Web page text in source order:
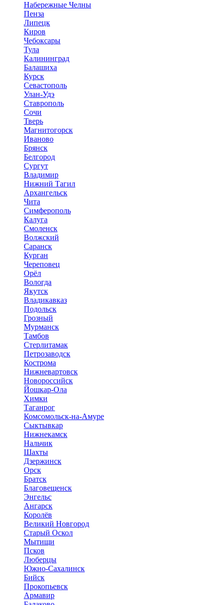
Набережные Челны
Пенза
Липецк
Киров
Чебоксары
Тула
Калининград
Балашиха
Курск
Севастополь
Улан-Удэ
Ставрополь
Сочи
Тверь
Магнитогорск
Иваново
Брянск
Белгород
Сургут
Владимир
Нижний Тагил
Архангельск
Чита
Симферополь
Калуга
Смоленск
Волжский
Саранск
Курган
Череповец
Орёл
Вологда
Якутск
Владикавказ
Подольск
Грозный
Мурманск
Тамбов
Стерлитамак
Петрозаводск
Кострома
Нижневартовск
Новороссийск
Йошкар-Ола
Химки
Таганрог
Комсомольск-на-Амуре
Сыктывкар
Нижнекамск
Нальчик
Шахты
Дзержинск
Орск
Братск
Благовещенск
Энгельс
Ангарск
Королёв
Великий Новгород
Старый Оскол
Мытищи
Псков
Люберцы
Южно-Сахалинск
Бийск
Прокопьевск
Армавир